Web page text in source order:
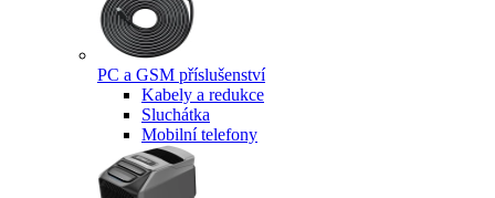
PC a GSM příslušenství
Kabely a redukce
Sluchátka
Mobilní telefony